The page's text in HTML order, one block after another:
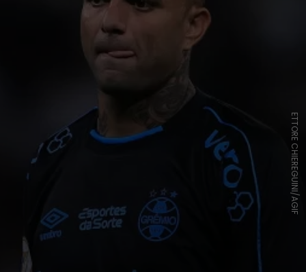
ETTORE CHIEREGUINI/AGIF